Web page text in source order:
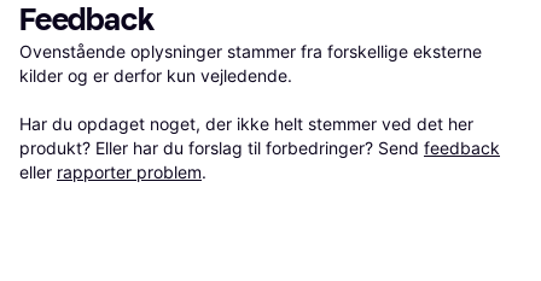
Feedback
Ovenstående oplysninger stammer fra forskellige eksterne
kilder og er derfor kun vejledende.
Har du opdaget noget, der ikke helt stemmer ved det her
produkt? Eller har du forslag til forbedringer? Send feedback
eller rapporter problem.